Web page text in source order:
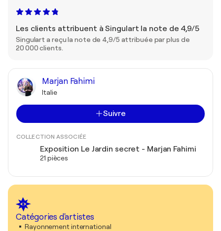
Les clients attribuent à Singulart la note de 4,9/5
Singulart a reçu la note de 4,9/5 attribuée par plus de
20 000 clients.
Marjan Fahimi
Italie
Suivre
COLLECTION ASSOCIÉE
Exposition Le Jardin secret - Marjan Fahimi
21 pièces
Catégories d'artistes
Rayonnement international